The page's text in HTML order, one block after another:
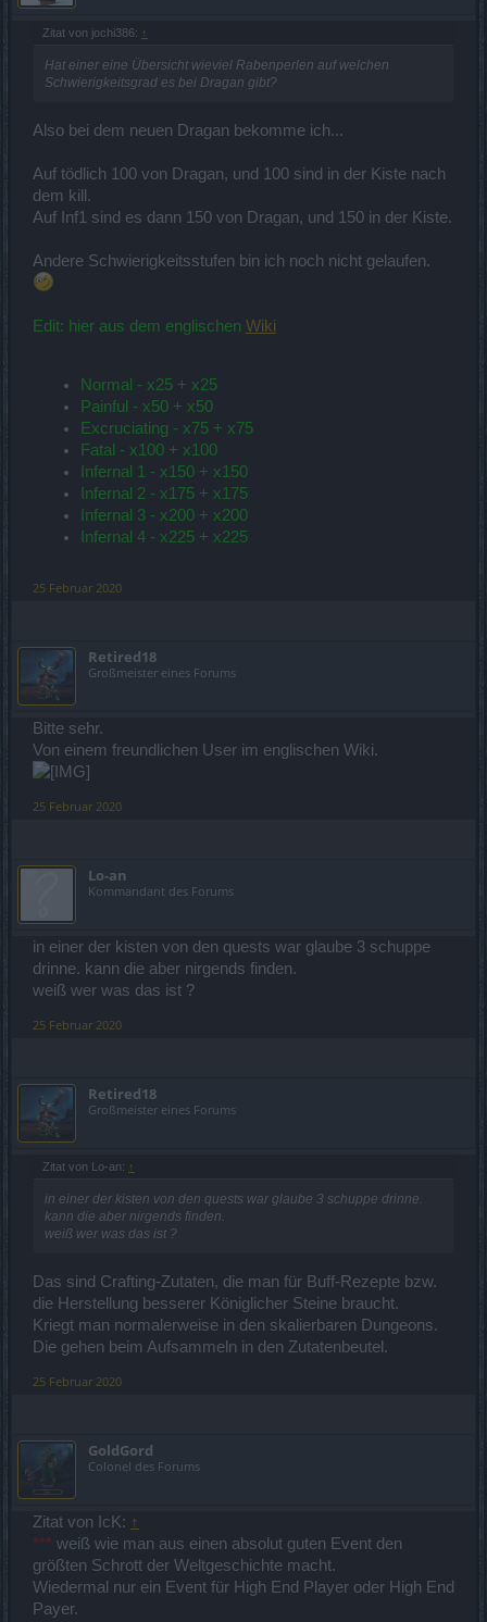
Zitat von jochi386: ↑
Hat einer eine Übersicht wieviel Rabenperlen auf welchen
Schwierigkeitsgrad es bei Dragan gibt?
Also bei dem neuen Dragan bekomme ich...
Auf tödlich 100 von Dragan, und 100 sind in der Kiste nach
dem kill.
Auf Inf1 sind es dann 150 von Dragan, und 150 in der Kiste.
Andere Schwierigkeitsstufen bin ich noch nicht gelaufen.
Edit: hier aus dem englischen Wiki
Normal - x25 + x25
Painful - x50 + x50
Excruciating - x75 + x75
Fatal - x100 + x100
Infernal 1 - x150 + x150
Infernal 2 - x175 + x175
Infernal 3 - x200 + x200
Infernal 4 - x225 + x225
25 Februar 2020
Retired18
Großmeister eines Forums
Bitte sehr.
Von einem freundlichen User im englischen Wiki.
25 Februar 2020
Lo-an
Kommandant des Forums
in einer der kisten von den quests war glaube 3 schuppe
drinne. kann die aber nirgends finden.
weiß wer was das ist ?
25 Februar 2020
Retired18
Großmeister eines Forums
Zitat von Lo-an: ↑
in einer der kisten von den quests war glaube 3 schuppe drinne.
kann die aber nirgends finden.
weiß wer was das ist ?
Das sind Crafting-Zutaten, die man für Buff-Rezepte bzw.
die Herstellung besserer Königlicher Steine braucht.
Kriegt man normalerweise in den skalierbaren Dungeons.
Die gehen beim Aufsammeln in den Zutatenbeutel.
25 Februar 2020
GoldGord
Colonel des Forums
Zitat von IcK: ↑
*** weiß wie man aus einen absolut guten Event den
größten Schrott der Weltgeschichte macht.
Wiedermal nur ein Event für High End Player oder High End
Payer.